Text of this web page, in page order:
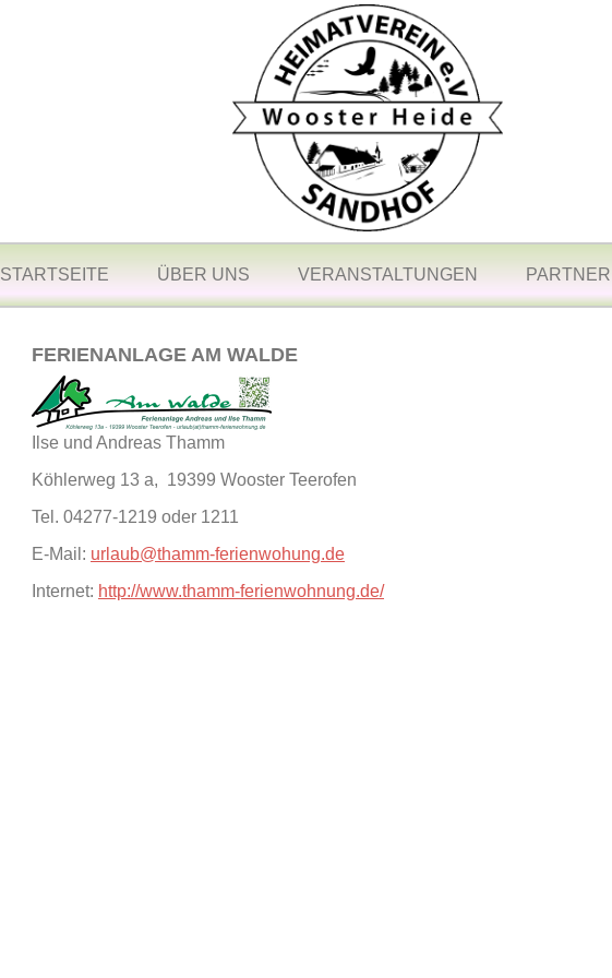
STARTSEITE ÜBER UNS VERANSTALTUNGEN PARTNER
FERIENANLAGE AM WALDE
Ilse und Andreas Thamm
Köhlerweg 13 a, 19399 Wooster Teerofen
Tel. 04277-1219 oder 1211
E-Mail: urlaub@thamm-ferienwohung.de
Internet: http://www.thamm-ferienwohnung.de/